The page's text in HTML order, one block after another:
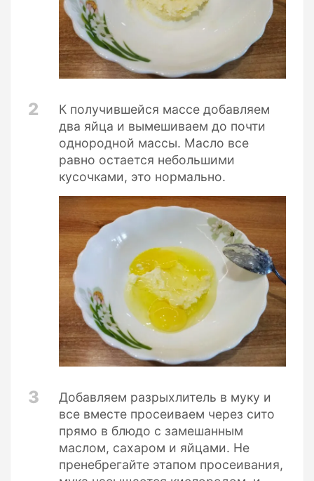
2
К получившейся массе добавляем
два яйца и вымешиваем до почти
однородной массы. Масло все
равно остается небольшими
кусочками, это нормально.
3
Добавляем разрыхлитель в муку и
все вместе просеиваем через сито
прямо в блюдо с замешанным
маслом, сахаром и яйцами. Не
пренебрегайте этапом просеивания,